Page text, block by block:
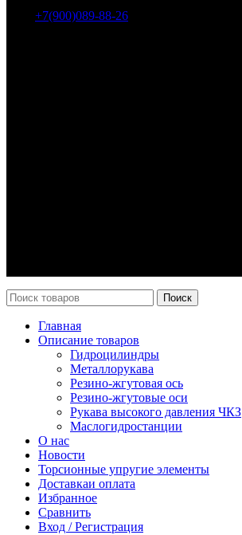
+7(900)089-88-26
Поиск
Главная
Описание товаров
Гидроцилиндры
Металлорукава
Резино-жгутовая ось
Резино-жгутовые оси
Рукава высокого давления ЧКЗ
Маслогидростанции
О нас
Новости
Торсионные упругие элементы
Доставкаи оплата
Избранное
Сравнить
Вход / Регистрация